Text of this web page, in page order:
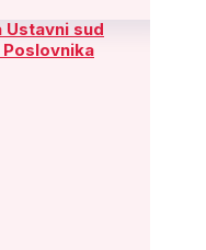
Ustavni sud